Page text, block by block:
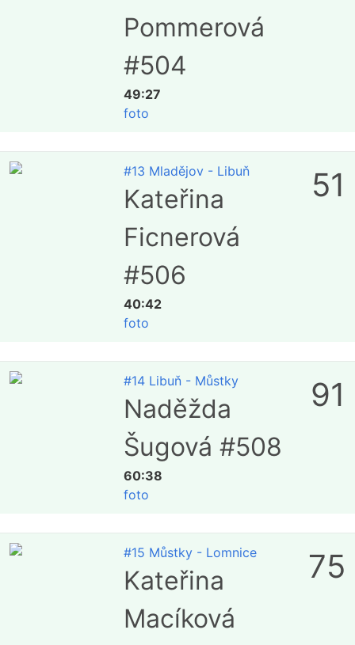
Pommerová
#504
49:27
foto
#13 Mladějov - Libuň
Kateřina
Ficnerová
#506
40:42
foto
51
#14 Libuň - Můstky
Naděžda
Šugová #508
60:38
foto
91
#15 Můstky - Lomnice
Kateřina
Macíková
75